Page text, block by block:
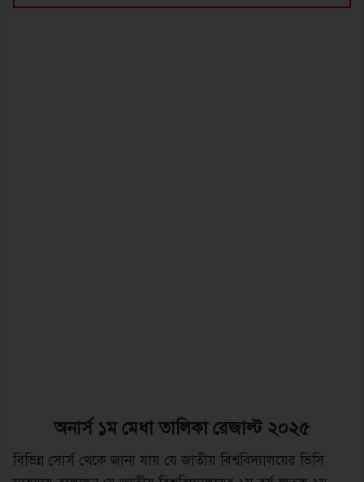
অনার্স ১ম মেধা তালিকা রেজাল্ট ২০২৫
বিভিন্ন সোর্স থেকে জানা যায় যে জাতীয় বিশ্ববিদ্যালয়ের ভিসি